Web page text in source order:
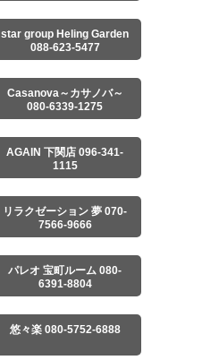
star group Heling Garden
088-623-5477
Casanova～カサノバ～
080-6339-1275
AGAIN 下関店 096-341-
1115
リラクゼーション 夢 070-
7566-9666
パレオ 宝町ルーム 080-
6391-8804
悠々楽 080-5752-6888